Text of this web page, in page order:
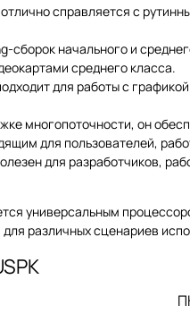
справляется с
сборок начального и
среднего класса.
для работы с
многопоточности, он
для пользователей,
для разработчиков,
универсальным
различных сценариев